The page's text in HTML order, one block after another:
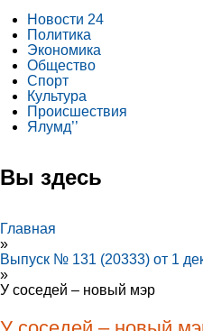
Новости 24
Политика
Экономика
Общество
Спорт
Культура
Происшествия
Ялумд’’
Вы здесь
Главная
»
Выпуск № 131 (20333) от 1
»
У соседей – новый мэр